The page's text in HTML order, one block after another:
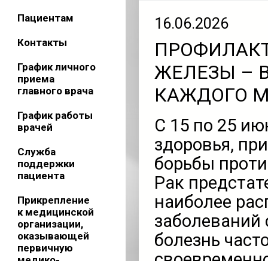
Пациентам
Контакты
График личного
приема
главного врача
График работы
врачей
Служба
поддержки
пациента
Прикрепление
к медицинской
организации,
оказывающей
первичную
16.06.2026
ЖЕЛЕЗЫ –
КАЖДОГО
С 15 по 25
здоровья,
борьбы
Рак
наиболее
болезнь